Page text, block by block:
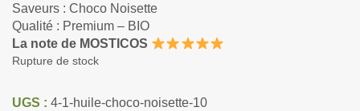
Saveurs : Choco Noisette
Qualité : Premium – BIO
La note de MOSTICOS
Rupture de stock
UGS : 4-1-huile-choco-noisette-10